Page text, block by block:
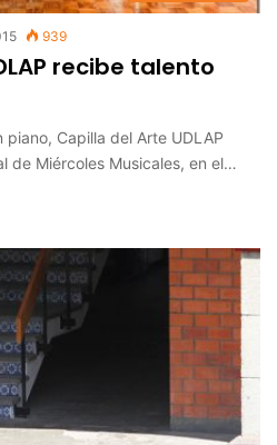
939
recibe talento
piano, Capilla del Arte UDLAP
de Miércoles Musicales, en el…